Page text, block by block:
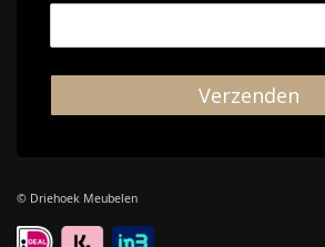
Verzenden
© Driehoek Meubelen